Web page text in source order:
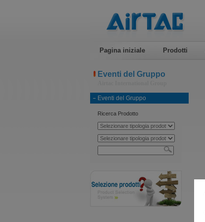
Pagina iniziale Prodotti
Eventi del Gruppo
Eventi del Gruppo
Ricerca Prodotto